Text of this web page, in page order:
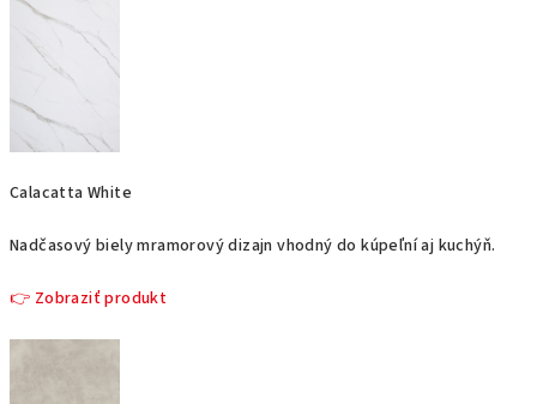
Calacatta White
Nadčasový biely mramorový dizajn vhodný do kúpeľní aj kuchýň.
👉 Zobraziť produkt